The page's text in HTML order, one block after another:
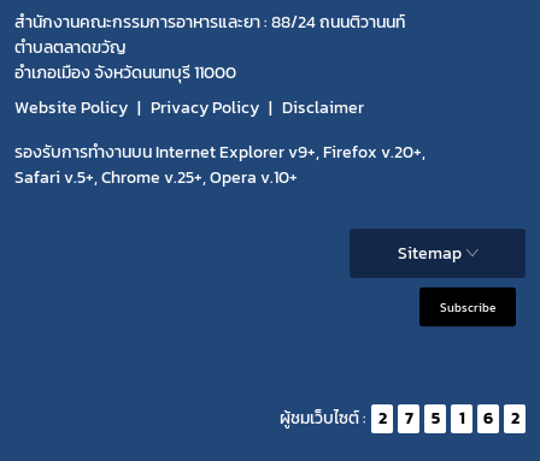
สำนักงานคณะกรรมการอาหารและยา : 88/24 ถนนติวานนท์
ตำบลตลาดขวัญ
อำเภอเมือง จังหวัดนนทบุรี 11000
Website Policy
Privacy Policy
Disclaimer
รองรับการทำงานบน Internet Explorer v9+, Firefox v.20+,
Safari v.5+, Chrome v.25+, Opera v.10+
Sitemap
Subscribe
ผู้ชมเว็บไซต์ : 2 7 5 1 6 2